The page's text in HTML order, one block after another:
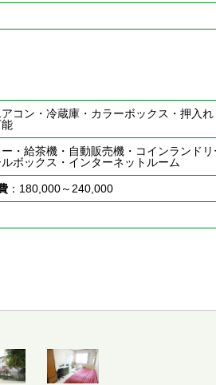
コン・冷蔵庫・カラーボックス・押入れ
・給茶機・自動販売機・コインランドリ
ボックス・インターネットルーム
：180,000～240,000